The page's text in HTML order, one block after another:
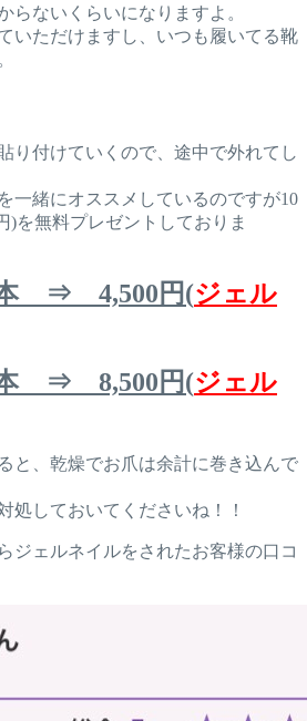
らないくらいになりますよ。
いただけますし、いつも履いてる靴
り付けていくので、途中で外れてし
一緒にオススメしているのですが10
)を無料プレゼントしておりま
⇒ 4,500円(ジェル
⇒ 8,500円(ジェル
と、乾燥でお爪は余計に巻き込んで
処しておいてくださいね！！
ジェルネイルをされたお客様の口コ